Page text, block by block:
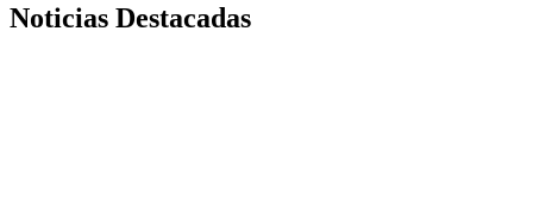
Noticias Destacadas